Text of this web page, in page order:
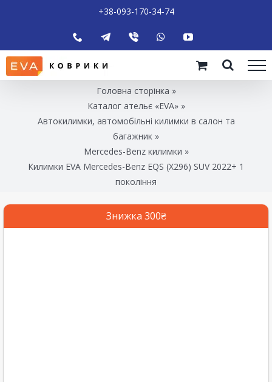
+38-093-170-34-74
Головна сторінка »
Каталог ательє «EVA»»
Автокилимки, автомобільні килимки в салон та
багажник »
Mercedes-Benz килимки »
Килимки EVA Mercedes-Benz EQS (X296) SUV 2022+ 1
покоління
Знижка 300₴